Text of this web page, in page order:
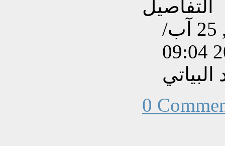
التفاصيل
تم إنشاءه بتاريخ الخميس, 25 آب/
0